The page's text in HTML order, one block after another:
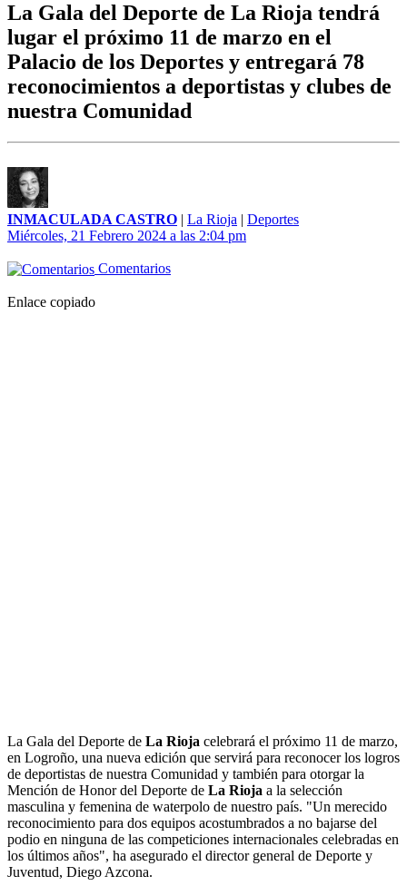
La Gala del Deporte de La Rioja tendrá
lugar el próximo 11 de marzo en el
Palacio de los Deportes y entregará 78
reconocimientos a deportistas y clubes de
nuestra Comunidad
INMACULADA CASTRO | La Rioja | Deportes
Miércoles, 21 Febrero 2024 a las 2:04 pm
Comentarios
Enlace copiado
La Gala del Deporte de La Rioja celebrará el próximo 11 de marzo,
en Logroño, una nueva edición que servirá para reconocer los logros
de deportistas de nuestra Comunidad y también para otorgar la
Mención de Honor del Deporte de La Rioja a la selección
masculina y femenina de waterpolo de nuestro país. "Un merecido
reconocimiento para dos equipos acostumbrados a no bajarse del
podio en ninguna de las competiciones internacionales celebradas en
los últimos años", ha asegurado el director general de Deporte y
Juventud, Diego Azcona.